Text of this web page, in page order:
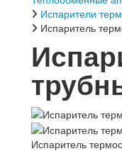
Испарители
Испаритель
Испаритель